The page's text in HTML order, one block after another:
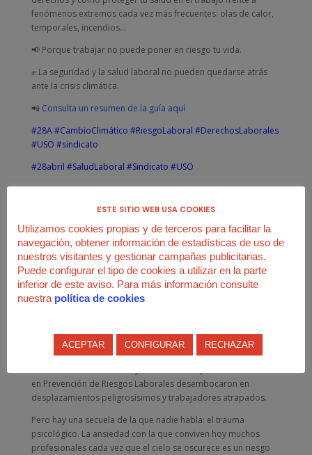
fenómenos extremos cada vez más frecuentes: olas de calor,
temporales, incendios…
📢 Porque trabajar no puede poner en riesgo tu vida.
✊ La seguridad y la salud laboral no pueden quedarse atrás
ante la crisis climática.
📲 Consulta un resumen de la guía aquí
#28A#CambioClimático #RiesgoLaboral #DerechosLaborales
#USO #sindicato
#28abril #SaludLaboral #Sindicato #USO
Guía frente al riesgo laboral producido por el cambio
climático
24 de abril
¿Están nuestras empresas realmente preparadas para
proteger a sus plantillas frente a un fenómeno climático
La reciente DANA nos dejó una lección que no podemos
olvidar este próximo 28 de abril. Vimos cómo la falta de un
en Prevención de Riesgos Laborales desembocaron en
desplazamientos peligrosísimos y trabajadores atrapados.
Pero hay una secuela de la que nadie habla: el trauma
psicológico. La ansiedad con la que conviven hoy muchos
profesionales cada vez que el cielo se oscurece es un riesgo
ESTE SITIO WEB USA COOKIES
Utilizamos cookies propias y de terceros para facilitar la
navegación, obtener información de estadísticas de uso de
nuestros visitantes y gestionar campañas publicitarias.
Puede configurar el tipo de cookies a utilizar en la parte
inferior de este aviso. Para más información consulte
nuestra política de cookies
ACEPTAR CONFIGURAR RECHAZAR